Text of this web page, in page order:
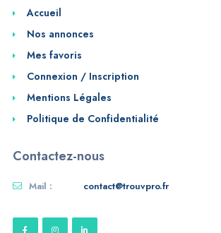
Accueil
Nos annonces
Mes favoris
Connexion / Inscription
Mentions Légales
Politique de Confidentialité
Contactez-nous
Mail : contact@trouvpro.fr